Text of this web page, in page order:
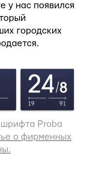
у нас появился
городских
Proba
о фирменных